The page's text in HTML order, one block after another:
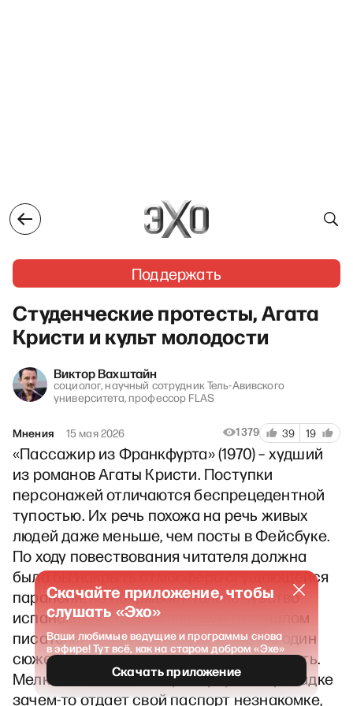
Поддержать
Студенческие протесты, Агата
Кристи и культ молодости
Виктор Вахштайн
социолог, научный сотрудник Тель-Авивского
университета, профессор FLAS
Мнения 15 мая 2026 1379 39 19
«Пассажир из Франкфурта» (1970) – худший
из романов Агаты Кристи. Поступки
персонажей отличаются беспрецедентной
тупостью. Их речь похожа на речь живых
людей даже меньше, чем посты в Фейсбуке.
По ходу повествования читателя должна
была бы накрыть атмосфера сгущающейся
паранойи, но накрывает только чувство
испанского стыда за великую в прошлом
писательницу. Однако есть в романе один
сюжет, который прочно западает в память.
Мелкий чиновник в аэропорту на пересадке
зачем-то отдает свой паспорт незнакомке,
Скачайте приложение, чтобы
слушать «Эхо»
Ваши любимые ведущие и программы снова
в эфире! Тут всё, как на старом добром «Эхе»
Скачать приложение